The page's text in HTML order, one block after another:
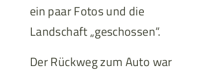
ein paar Fotos und die
Landschaft „geschossen“.
Der Rückweg zum Auto war